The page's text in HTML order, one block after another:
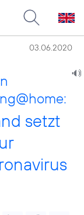
03.06.2020
setzt